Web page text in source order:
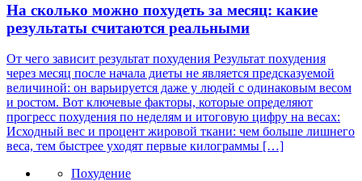
На сколько можно похудеть за месяц: какие
результаты считаются реальными
От чего зависит результат похудения Результат похудения
через месяц после начала диеты не является предсказуемой
величиной: он варьируется даже у людей с одинаковым весом
и ростом. Вот ключевые факторы, которые определяют
прогресс похудения по неделям и итоговую цифру на весах:
Исходный вес и процент жировой ткани: чем больше лишнего
веса, тем быстрее уходят первые килограммы […]
Похудение